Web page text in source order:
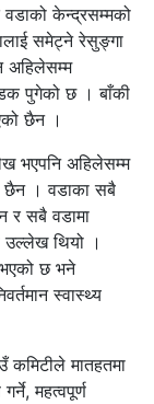
वडाको केन्द्रसम्मको
समेट्ने रेसुङ्गा
अहिलेसम्म
पुगेको छ । बाँकी
छैन ।
भएपनि अहिलेसम्म
छैन । वडाका सबै
र सबै वडामा
उल्लेख थियो ।
भएको छ भने
स्वास्थ्य
कमिटीले मातहतमा
महत्वपूर्ण